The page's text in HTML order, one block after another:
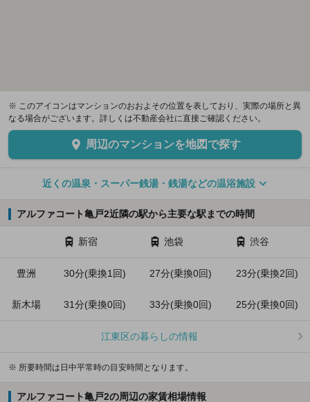
※ このアイコンはマンションのおおよその位置を表しており、実際の場所と異
なる場合がございます。詳しくは不動産会社に直接ご確認ください。
周辺のマンションを地図で探す
近くの温泉・スーパー銭湯・銭湯などの温浴施設
アルファコート亀戸2近隣の駅から主要な駅までの時間
新宿 池袋 渋谷
豊洲 30分(乗換1回) 27分(乗換0回) 23分(乗換2回)
新木場 31分(乗換0回) 33分(乗換0回) 25分(乗換0回)
江東区の暮らしの情報
※ 所要時間は日中平常時の目安時間となります。
アルファコート亀戸2の周辺の家賃相場情報